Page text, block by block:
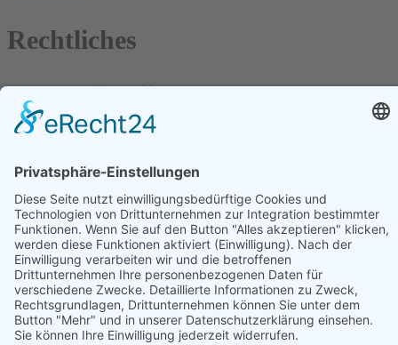
Rechtliches
Datenschutzerklärung
Impressum
Kontakt
Hinweis: Affiliatelinks/Werbelinks/Werbung
Die mit Sternchen () gekennzeichneten Links sind sogenannte Affiliate-
Links. Wenn du auf so einen Affiliate-Link klickst und über diesen Link
einkaufst, bekomme ich von dem betreffenden Online-Shop oder
Anbieter eine Provision. Für dich verändert sich der Preis nicht. Beiträge
die mit Sternchen () gekennzeichnet sind, sind Beiträge für die wir